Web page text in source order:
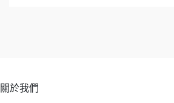
關於我們